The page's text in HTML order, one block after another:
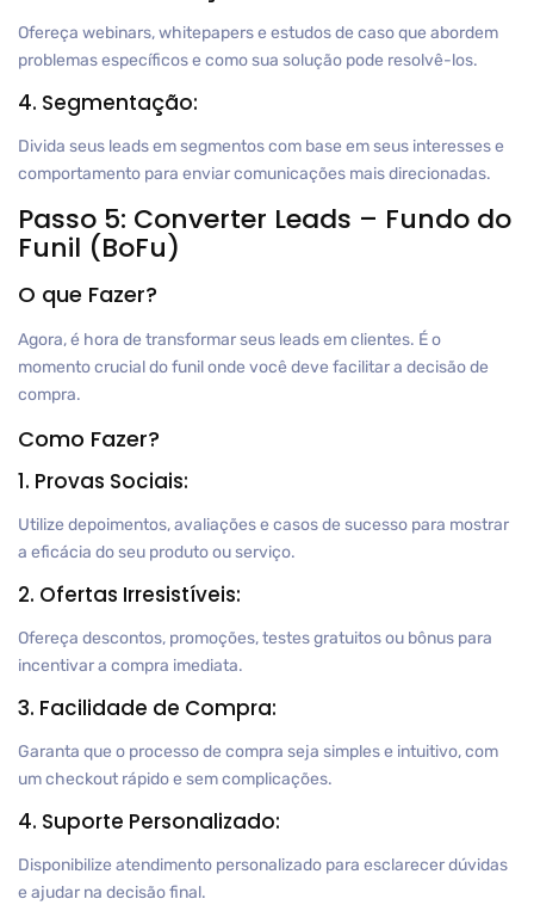
Ofereça webinars, whitepapers e estudos de caso que abordem
problemas específicos e como sua solução pode resolvê-los.
4. Segmentação:
Divida seus leads em segmentos com base em seus interesses e
comportamento para enviar comunicações mais direcionadas.
Passo 5: Converter Leads – Fundo do
Funil (BoFu)
O que Fazer?
Agora, é hora de transformar seus leads em clientes. É o
momento crucial do funil onde você deve facilitar a decisão de
compra.
Como Fazer?
1. Provas Sociais:
Utilize depoimentos, avaliações e casos de sucesso para mostrar
a eficácia do seu produto ou serviço.
2. Ofertas Irresistíveis:
Ofereça descontos, promoções, testes gratuitos ou bônus para
incentivar a compra imediata.
3. Facilidade de Compra:
Garanta que o processo de compra seja simples e intuitivo, com
um checkout rápido e sem complicações.
4. Suporte Personalizado:
Disponibilize atendimento personalizado para esclarecer dúvidas
e ajudar na decisão final.